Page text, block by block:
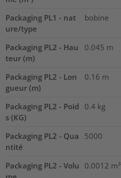
Packaging PL1 - nat
ure/type
bobine
Packaging PL2 - Hau
teur (m)
0.045 m
Packaging PL2 - Lon
gueur (m)
0.16 m
Packaging PL2 - Poid
s (KG)
0.4 kg
Packaging PL2 - Qua
ntité
5000
Packaging PL2 - Volu
0.0012 m³